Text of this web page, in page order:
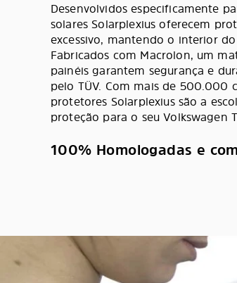
Desenvolvidos especificamente
solares Solarplexius oferecem
excessivo, mantendo o interior
Fabricados com Macrolon, um
painéis garantem segurança e
pelo TÜV. Com mais de 500.000
protetores Solarplexius são a
proteção para o seu Volkswagen
100% Homologadas e